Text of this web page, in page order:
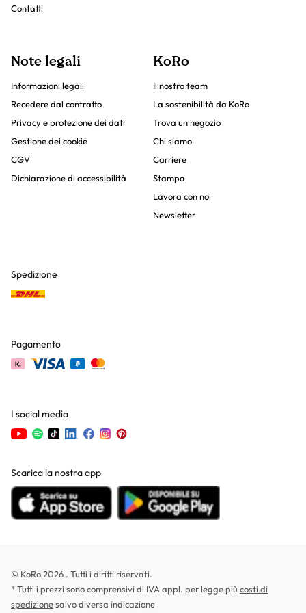
Contatti
Note legali
Informazioni legali
Recedere dal contratto
Privacy e protezione dei dati
Gestione dei cookie
CGV
Dichiarazione di accessibilità
KoRo
Il nostro team
La sostenibilità da KoRo
Trova un negozio
Chi siamo
Carriere
Stampa
Lavora con noi
Newsletter
Spedizione
Pagamento
I social media
Scarica la nostra app
© KoRo 2026 . Tutti i diritti riservati.
* Tutti i prezzi sono comprensivi di IVA appl. per legge più costi di
spedizionesalvo diversa indicazione